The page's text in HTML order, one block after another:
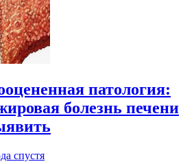
патология:
болезнь печени
спустя